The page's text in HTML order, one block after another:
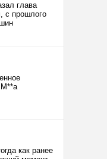
глава
с прошлого
как ранее